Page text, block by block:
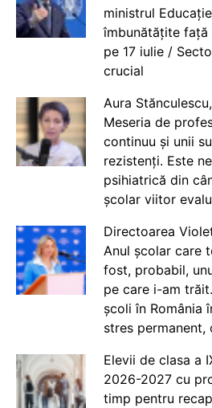
ministrul
îmbunătățite față
pe 17 iulie /
crucial
Aura
Meseria de
continuu și unii
rezistenți. Este
psihiatrică din
școlar viitor
Directoarea
Anul școlar care
fost, probabil,
pe care i-am
școli în România
stres permanent,
Elevii de clasa a
2026-2027 cu
timp pentru